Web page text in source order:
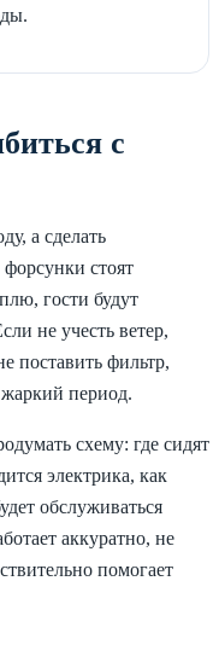
с
а сделать
стоят
гости будут
не учесть ветер,
поставить фильтр,
период.
схему: где сидят
электрика, как
обслуживаться
аккуратно, не
помогает